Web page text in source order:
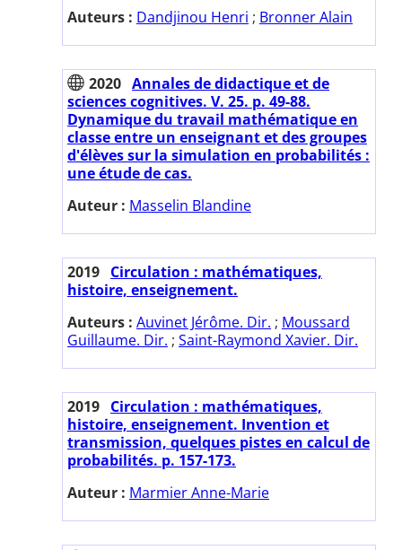
Auteurs : Dandjinou Henri ; Bronner Alain
2020 Annales de didactique et de
sciences cognitives. V. 25. p. 49-88.
Dynamique du travail mathématique en
classe entre un enseignant et des groupes
d'élèves sur la simulation en probabilités :
une étude de cas.
Auteur : Masselin Blandine
2019 Circulation : mathématiques,
histoire, enseignement.
Auteurs : Auvinet Jérôme. Dir. ; Moussard
Guillaume. Dir. ; Saint-Raymond Xavier. Dir.
2019 Circulation : mathématiques,
histoire, enseignement. Invention et
transmission, quelques pistes en calcul de
probabilités. p. 157-173.
Auteur : Marmier Anne-Marie